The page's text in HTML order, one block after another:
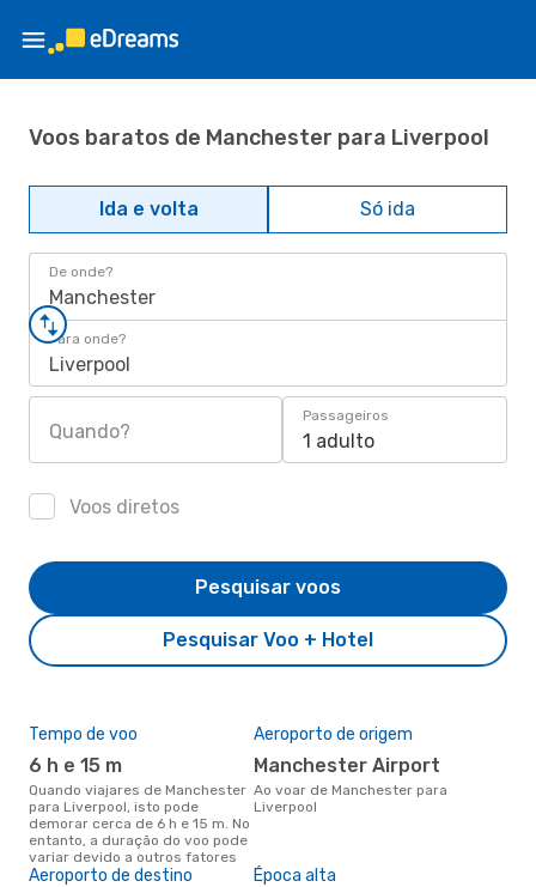
Voos baratos de Manchester para Liverpool
Ida e volta Só ida
De onde?
Manchester
Para onde?
Liverpool
Quando?
Passageiros
1 adulto
Voos diretos
Pesquisar Voo + Hotel
Pesquisar voos
Tempo de voo
6 h e 15 m
Quando viajares de Manchester
para Liverpool, isto pode
demorar cerca de 6 h e 15 m. No
entanto, a duração do voo pode
variar devido a outros fatores
Aeroporto de origem
Manchester Airport
Ao voar de Manchester para
Liverpool
Aeroporto de destino Época alta